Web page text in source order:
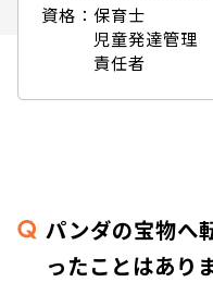
資格：保育士
児童発達管理
責任者
パンダの宝物へ
ったことはあり